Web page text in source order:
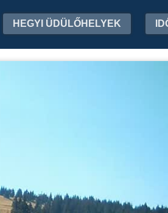
HEGYI ÜDÜLŐHELYEK